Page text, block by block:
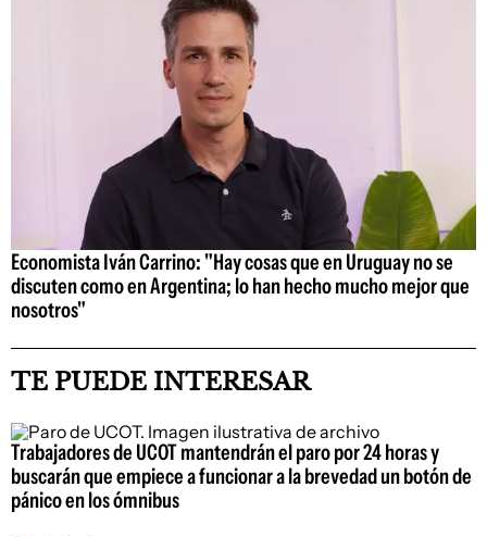
Economista Iván Carrino: "Hay cosas que en Uruguay no se
discuten como en Argentina; lo han hecho mucho mejor que
nosotros"
TE PUEDE INTERESAR
Trabajadores de UCOT mantendrán el paro por 24 horas y
buscarán que empiece a funcionar a la brevedad un botón de
pánico en los ómnibus